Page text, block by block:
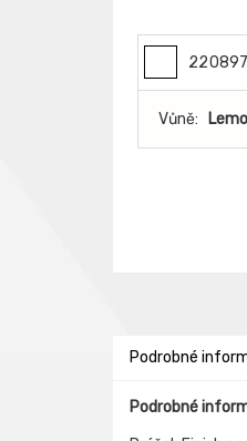
Vůně:
Podrobné
Podrobné